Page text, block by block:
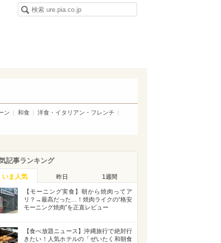
ン 和食 洋食・イタリアン・フレンチ
記事ランキング
いま人気 昨日 1週間
【モーニング実食】朝から焼肉ってア
リ？→最高だった…！焼肉ライクの“格安
モーニング焼肉”を正直レビュー
【食べ放題ニュース】沖縄旅行で絶対行
きたい！人気ホテルの「ぜいたく和朝食